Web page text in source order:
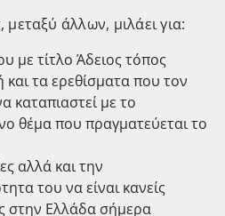
άλλων, μιλάει για:
με τίτλο Άδειος τόπος
τα ερεθίσματα που τον
καταπιαστεί με το
θέμα που πραγματεύεται το
αλλά και την
του να είναι κανείς
στην Ελλάδα σήμερα